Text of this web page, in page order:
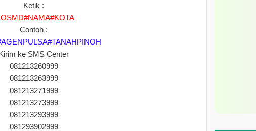
Ketik :
Contoh :
ke SMS Center
081213260999
081213263999
081213271999
081213273999
081213293999
081293902999